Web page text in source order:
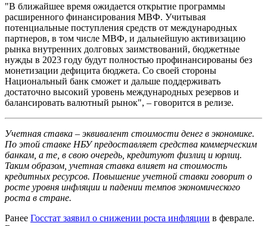
"В ближайшее время ожидается открытие программы
расширенного финансирования МВФ. Учитывая
потенциальные поступления средств от международных
партнеров, в том числе МВФ, и дальнейшую активизацию
рынка внутренних долговых заимствований, бюджетные
нужды в 2023 году будут полностью профинансированы без
монетизации дефицита бюджета. Со своей стороны
Национальный банк сможет и дальше поддерживать
достаточно высокий уровень международных резервов и
балансировать валютный рынок", – говорится в релизе.
Учетная ставка – эквивалент стоимости денег в экономике.
По этой ставке НБУ предоставляет средства коммерческим
банкам, а те, в свою очередь, кредитуют физлиц и юрлиц.
Таким образом, учетная ставка влияет на стоимость
кредитных ресурсов. Повышение учетной ставки говорит о
росте уровня инфляции и падении темпов экономического
роста в стране.
Ранее Госстат заявил о снижении роста инфляции в феврале.